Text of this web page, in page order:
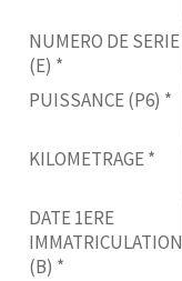
NUMERO DE SERIE
(E) *
PUISSANCE (P6) *
KILOMETRAGE*
DATE 1ERE
IMMATRICULATION
(B) *